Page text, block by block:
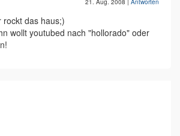
21. Aug. 2008 | Antworten
rockt das haus;)
wollt youtubed nach "hollorado" oder